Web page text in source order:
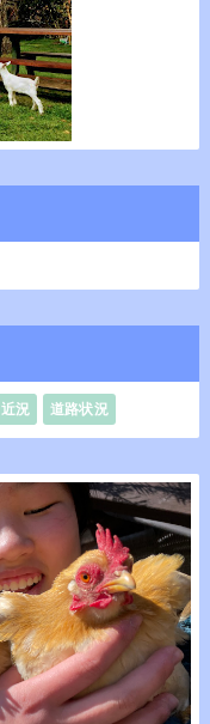
近況 道路状況